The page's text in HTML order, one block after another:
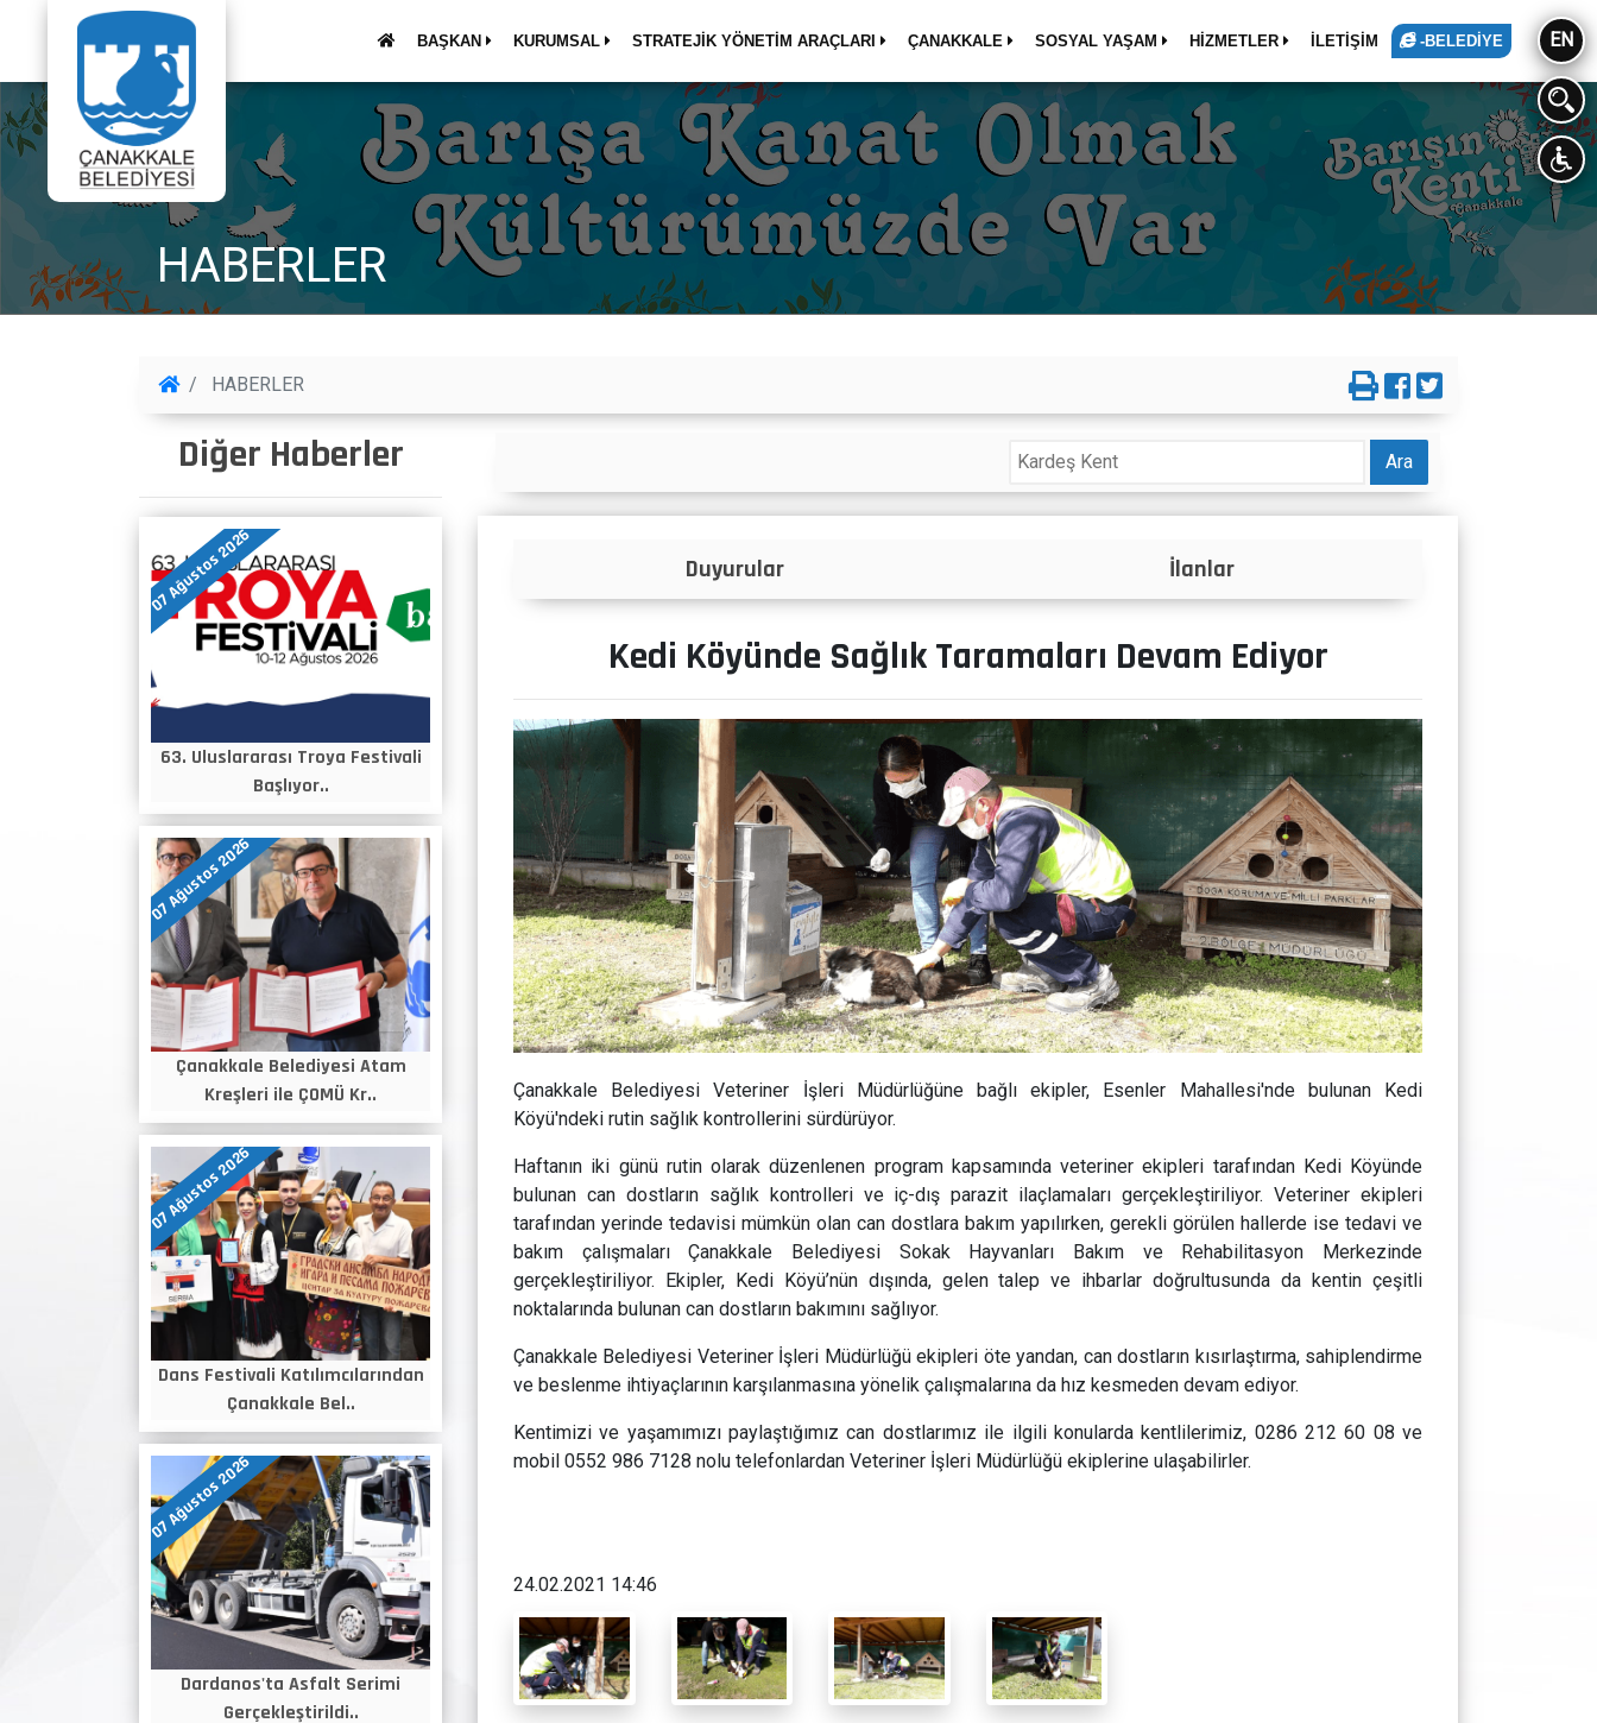
BAŞKAN KURUMSAL STRATEJİK YÖNETİM ARAÇLARI ÇANAKKALE SOSYAL YAŞAM HİZMETLER İLETİŞİM -BELEDİYE EN
HABERLER
HABERLER
Diğer Haberler
07 Ağustos 2026
63. Uluslararası Troya Festivali
Başlıyor..
07 Ağustos 2026
Çanakkale Belediyesi Atam
Kreşleri ile ÇOMÜ Kr..
07 Ağustos 2026
Dans Festivali Katılımcılarından
Çanakkale Bel..
07 Ağustos 2026
Dardanos'ta Asfalt Serimi
Gerçekleştirildi..
Ara
Duyurular İlanlar Projeler
Kedi Köyünde Sağlık Taramaları Devam Ediyor
Çanakkale Belediyesi Veteriner İşleri Müdürlüğüne bağlı ekipler, Esenler Mahallesi'nde bulunan Kedi
Köyü'ndeki rutin sağlık kontrollerini sürdürüyor.
Haftanın iki günü rutin olarak düzenlenen program kapsamında veteriner ekipleri tarafından Kedi Köyünde
bulunan can dostların sağlık kontrolleri ve iç-dış parazit ilaçlamaları gerçekleştiriliyor. Veteriner ekipleri
tarafından yerinde tedavisi mümkün olan can dostlara bakım yapılırken, gerekli görülen hallerde ise tedavi ve
bakım çalışmaları Çanakkale Belediyesi Sokak Hayvanları Bakım ve Rehabilitasyon Merkezinde
gerçekleştiriliyor. Ekipler, Kedi Köyü’nün dışında, gelen talep ve ihbarlar doğrultusunda da kentin çeşitli
noktalarında bulunan can dostların bakımını sağlıyor.
Çanakkale Belediyesi Veteriner İşleri Müdürlüğü ekipleri öte yandan, can dostların kısırlaştırma, sahiplendirme
ve beslenme ihtiyaçlarının karşılanmasına yönelik çalışmalarına da hız kesmeden devam ediyor.
Kentimizi ve yaşamımızı paylaştığımız can dostlarımız ile ilgili konularda kentlilerimiz, 0286 212 60 08 ve
mobil 0552 986 7128 nolu telefonlardan Veteriner İşleri Müdürlüğü ekiplerine ulaşabilirler.
24.02.2021 14:46